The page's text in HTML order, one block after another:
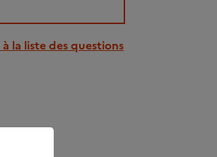
la liste des questions